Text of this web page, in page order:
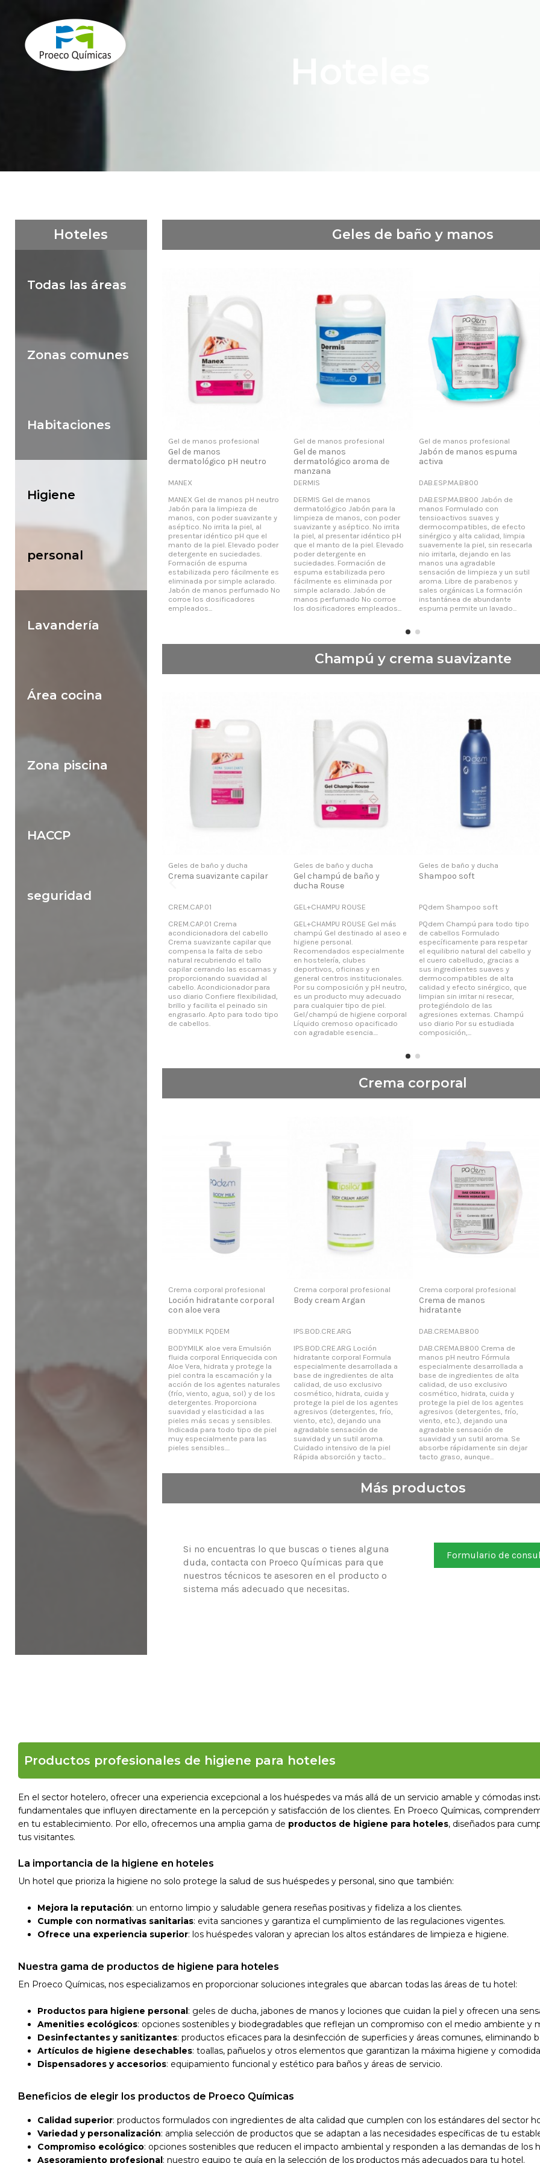
Hoteles
Todas las áreas
Zonas comunes
Habitaciones
Higiene
personal
Lavandería
Área cocina
Zona piscina
HACCP
seguridad
Geles de baño y manos
Gel de manos profesional
Gel de manos
dermatológico pH neutro
MANEX
MANEX Gel de manos pH neutro
Jabón para la limpieza de
manos, con poder suavizante y
aséptico. No irrita la piel, al
presentar idéntico pH que el
manto de la piel. Elevado poder
detergente en suciedades.
Formación de espuma
estabilizada pero fácilmente es
eliminada por simple aclarado.
Jabón de manos perfumado No
corroe los dosificadores
empleados...
Gel de manos profesional
Gel de manos
dermatológico aroma de
manzana
DERMIS
DERMIS Gel de manos
dermatológico Jabón para la
limpieza de manos, con poder
suavizante y aséptico. No irrita
la piel, al presentar idéntico pH
que el manto de la piel. Elevado
poder detergente en
suciedades. Formación de
espuma estabilizada pero
fácilmente es eliminada por
simple aclarado. Jabón de
manos perfumado No corroe
los dosificadores empleados...
Gel de manos profesional
Jabón de manos espuma
activa
DAB.ESP.MA.B800
DAB.ESP.MA.B800 Jabón de
manos Formulado con
tensioactivos suaves y
dermocompatibles, de efecto
sinérgico y alta calidad, limpia
suavemente la piel, sin resecarla
nio irritarla, dejando en las
manos una agradable
sensación de limpieza y un sutil
aroma. Libre de parabenos y
sales orgánicas La formación
instantánea de abundante
espuma permite un lavado...
Champú y crema suavizante
Geles de baño y ducha
Crema suavizante capilar
CREM.CAP.01
CREM.CAP.01 Crema
acondicionadora del cabello
Crema suavizante capilar que
compensa la falta de sebo
natural recubriendo el tallo
capilar cerrando las escamas y
proporcionando suavidad al
cabello. Acondicionador para
uso diario Confiere flexibilidad,
brillo y facilita el peinado sin
engrasarlo. Apto para todo tipo
de cabellos.
Geles de baño y ducha
Gel champú de baño y
ducha Rouse
GEL+CHAMPU ROUSE
GEL+CHAMPU ROUSE Gel más
champú Gel destinado al aseo e
higiene personal.
Recomendados especialmente
en hostelería, clubes
deportivos, oficinas y en
general centros institucionales.
Por su composición y pH neutro,
es un producto muy adecuado
para cualquier tipo de piel.
Gel/champú de higiene corporal
Líquido cremoso opacificado
con agradable esencia....
Geles de baño y ducha
Shampoo soft
PQdem Shampoo soft
PQdem Champú para todo tipo
de cabellos Formulado
específicamente para respetar
el equilibrio natural del cabello y
el cuero cabelludo, gracias a
sus ingredientes suaves y
dermocompatibles de alta
calidad y efecto sinérgico, que
limpian sin irritar ni resecar,
protegiéndolo de las
agresiones externas. Champú
uso diario Por su estudiada
composición,...
Crema corporal
Crema corporal profesional
Loción hidratante corporal
con aloe vera
BODYMILK PQDEM
BODYMILK aloe vera Emulsión
fluida corporal Enriquecida con
Aloe Vera, hidrata y protege la
piel contra la escamación y la
acción de los agentes naturales
(frío, viento, agua, sol) y de los
detergentes. Proporciona
suavidad y elasticidad a las
pieles más secas y sensibles.
Indicada para todo tipo de piel
muy especialmente para las
pieles sensibles....
Crema corporal profesional
Body cream Argan
IPS.BOD.CRE.ARG
IPS.BOD.CRE.ARG Loción
hidratante corporal Formula
especialmente desarrollada a
base de ingredientes de alta
calidad, de uso exclusivo
cosmético, hidrata, cuida y
protege la piel de los agentes
agresivos (detergentes, frío,
viento, etc), dejando una
agradable sensación de
suavidad y un sutil aroma.
Cuidado intensivo de la piel
Rápida absorción y tacto...
Crema corporal profesional
Crema de manos
hidratante
DAB.CREMA.B800
DAB.CREMA.B800 Crema de
manos pH neutro Fórmula
especialmente desarrollada a
base de ingredientes de alta
calidad, de uso exclusivo
cosmético, hidrata, cuida y
protege la piel de los agentes
agresivos (detergentes, frío,
viento, etc.), dejando una
agradable sensación de
suavidad y un sutil aroma. Se
absorbe rápidamente sin dejar
tacto graso, aunque...
Más productos
Si no encuentras lo que buscas o tienes alguna
duda, contacta con Proeco Químicas para que
nuestros técnicos te asesoren en el producto o
sistema más adecuado que necesitas.
Formulario de
Productos profesionales de higiene para hoteles
En el sector hotelero, ofrecer una experiencia excepcional a los huéspedes va más allá de un servicio amable y cómodas
fundamentales que influyen directamente en la percepción y satisfacción de los clientes. En Proeco Químicas,
en tu establecimiento. Por ello, ofrecemos una amplia gama de productos de higiene para hoteles, diseñados para
tus visitantes.
La importancia de la higiene en hoteles
Un hotel que prioriza la higiene no solo protege la salud de sus huéspedes y personal, sino que también:
Mejora la reputación: un entorno limpio y saludable genera reseñas positivas y fideliza a los clientes.
Cumple con normativas sanitarias: evita sanciones y garantiza el cumplimiento de las regulaciones vigentes.
Ofrece una experiencia superior: los huéspedes valoran y aprecian los altos estándares de limpieza e higiene.
Nuestra gama de productos de higiene para hoteles
En Proeco Químicas, nos especializamos en proporcionar soluciones integrales que abarcan todas las áreas de tu hotel:
Productos para higiene personal : geles de ducha, jabones de manos y lociones que cuidan la piel y ofrecen una
Amenities ecológicos: opciones sostenibles y biodegradables que reflejan un compromiso con el medio ambiente y
Desinfectantes y sanitizantes: productos eficaces para la desinfección de superficies y áreas comunes, eliminando
Artículos de higiene desechables: toallas, pañuelos y otros elementos que garantizan la máxima higiene y
Dispensadores y accesorios: equipamiento funcional y estético para baños y áreas de servicio.
Beneficios de elegir los productos de Proeco Químicas
Calidad superior: productos formulados con ingredientes de alta calidad que cumplen con los estándares del sector
Variedad y personalización: amplia selección de productos que se adaptan a las necesidades específicas de tu
Compromiso ecológico: opciones sostenibles que reducen el impacto ambiental y responden a las demandas de los
Asesoramiento profesional: nuestro equipo te guía en la selección de los productos más adecuados para tu hotel.